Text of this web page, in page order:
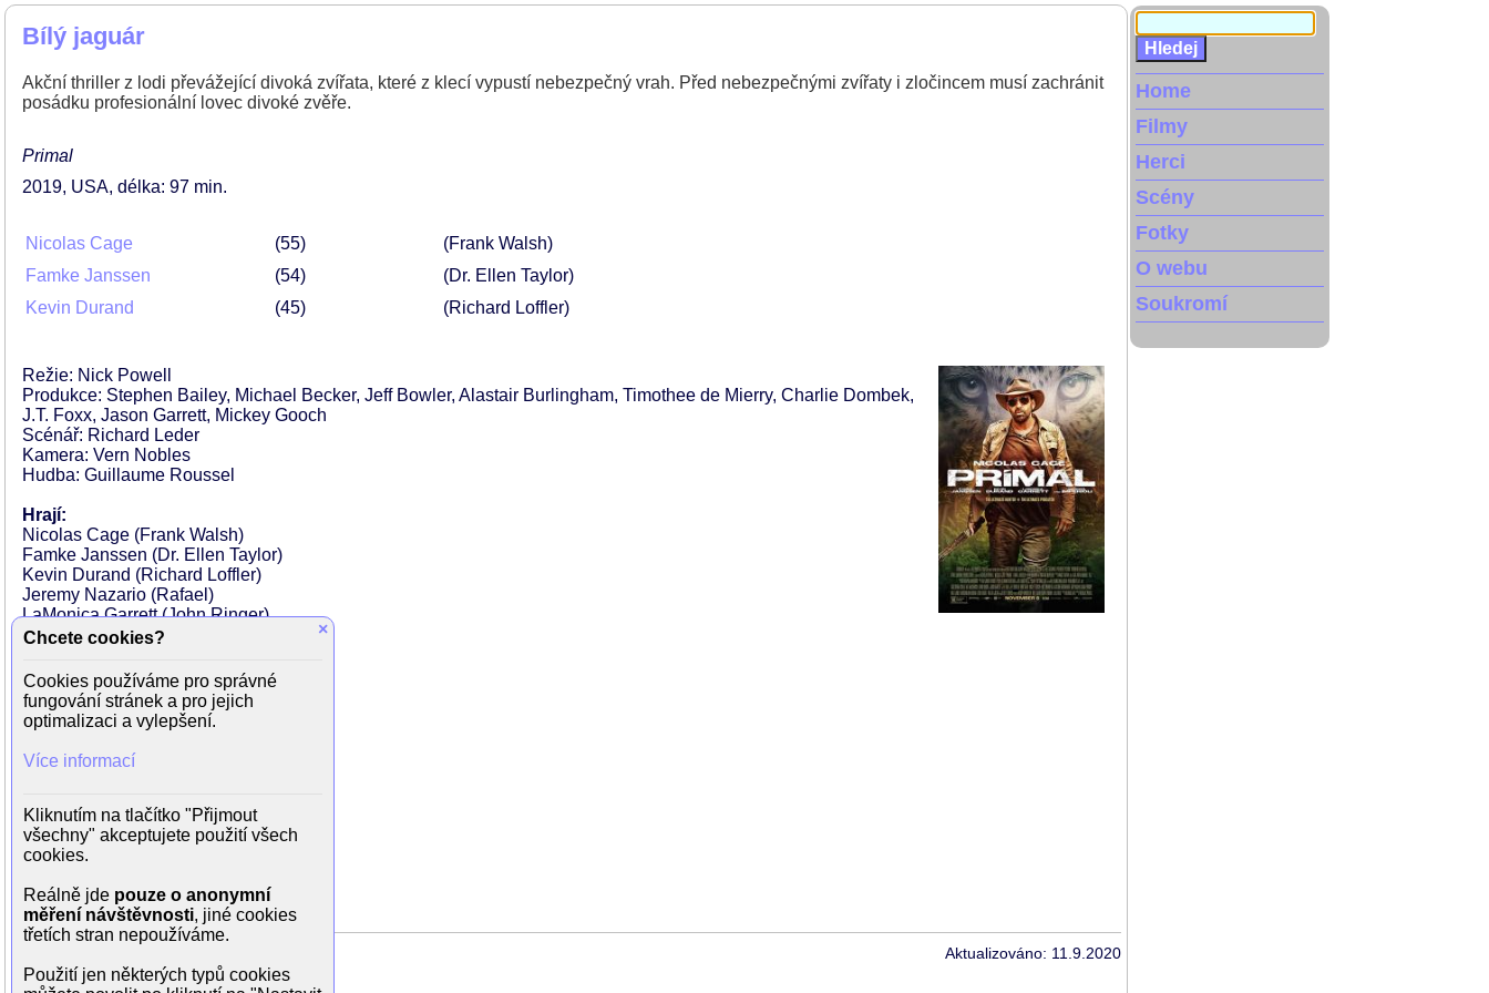
Bílý jaguár
Akční thriller z lodi převážející divoká zvířata, které z klecí vypustí nebezpečný vrah. Před nebezpečnými zvířaty i zločincem musí zachránit
posádku profesionální lovec divoké zvěře.
Primal
2019 USA délka: 97 min
Nicolas Cage 55
(Frank Walsh)
Famke Janssen
54
(Dr. Ellen Taylor)
Kevin Durand
45 (Richard Loffler)
Režie: Nick Powell
Produkce: Stephen Bailey, Michael Becker, Jeff Bowler, Alastair Burlingham, Timothee de Mierry, Charlie Dombek,
J.T. Foxx, Jason Garrett, Mickey Gooch
Scénář: Richard Leder
Kamera: Vern Nobles
Hudba: Guillaume Roussel
Hrají:
Nicolas Cage (Frank Walsh)
Famke Janssen (Dr. Ellen Taylor)
Kevin Durand (Richard Loffler)
Jeremy Nazario (Rafael)
LaMonica Garrett (John Ringer)
Michael Imperioli (Freed)
Braulio Castillo hijo (Morales)
Tom Walker (Forrest)
Sewell Whitney (Scuddy)
Leon Andrew Joseph (Jérôme)
John Lewis (Harrison)
Jaime Irizarry (Delgado)
Pablo Tufino (Diego)
Brian Tester (Delaney)
Joseph Oliveira (Alfonso Diaz)
Aktualizováno: 11.9.2020
Home
Filmy
Herci
Scény
Fotky
O webu
Soukromí
×
Chcete cookies?
Cookies používáme pro správné
fungování stránek a pro jejich
optimalizaci a vylepšení.
Více informací
Kliknutím na tlačítko "Přijmout
všechny" akceptujete použití všech
cookies.
Reálně jde pouze o anonymní
měření návštěvnosti, jiné cookies
třetích stran nepoužíváme.
Použití jen některých typů cookies